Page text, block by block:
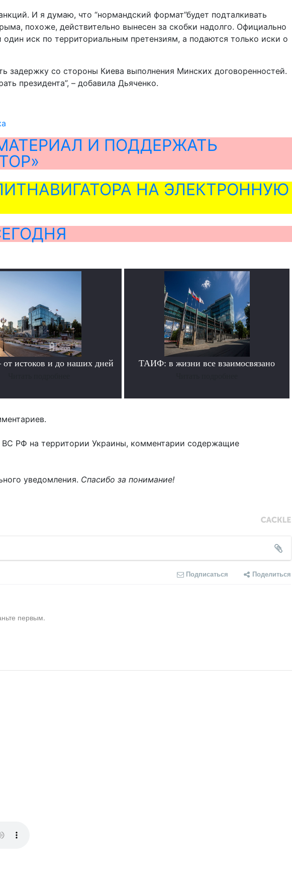
И я думаю, что “нормандский формат”будет подталкивать
похоже, действительно вынесен за скобки надолго. Официально
иск по территориальным претензиям, а подаются только иски о
задержку со стороны Киева выполнения Минских договоренностей.
президента”, – добавила Дьяченко.
И ПОДДЕРЖАТЬ
НА ЭЛЕКТРОННУЮ
истоков и до наших дней ТАИФ: в жизни все взаимосвязано
РФ на территории Украины, комментарии содержащие
уведомления. Спасибо за понимание!
Подписаться Поделиться
первым.